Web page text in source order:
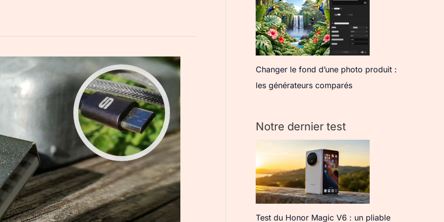
Changer le fond d’une photo produit :
les générateurs comparés
Notre dernier test
Test du Honor Magic V6 : un pliable